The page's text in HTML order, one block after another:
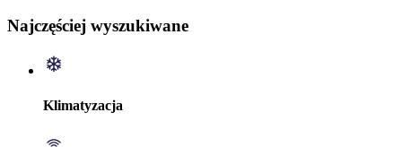
Najczęściej wyszukiwane
Klimatyzacja